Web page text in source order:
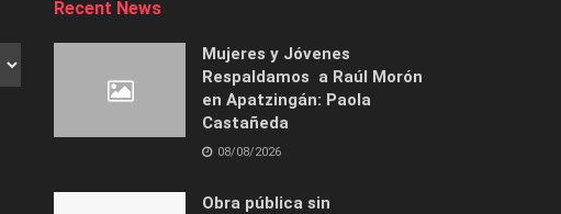
Recent News
Mujeres y Jóvenes
Respaldamos a Raúl Morón
en Apatzingán: Paola
Castañeda
08/08/2026
Obra pública sin